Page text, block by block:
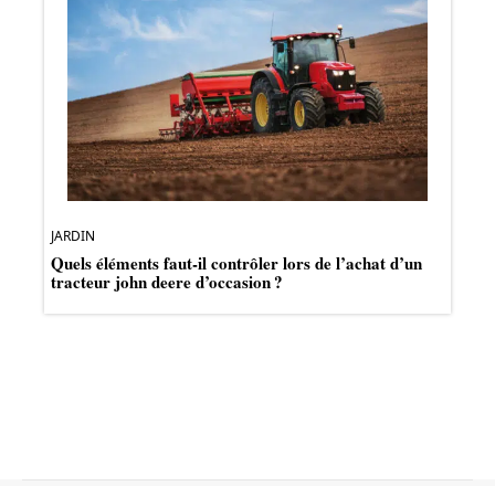
JARDIN
Quels éléments faut-il contrôler lors de l’achat d’un
tracteur john deere d’occasion ?